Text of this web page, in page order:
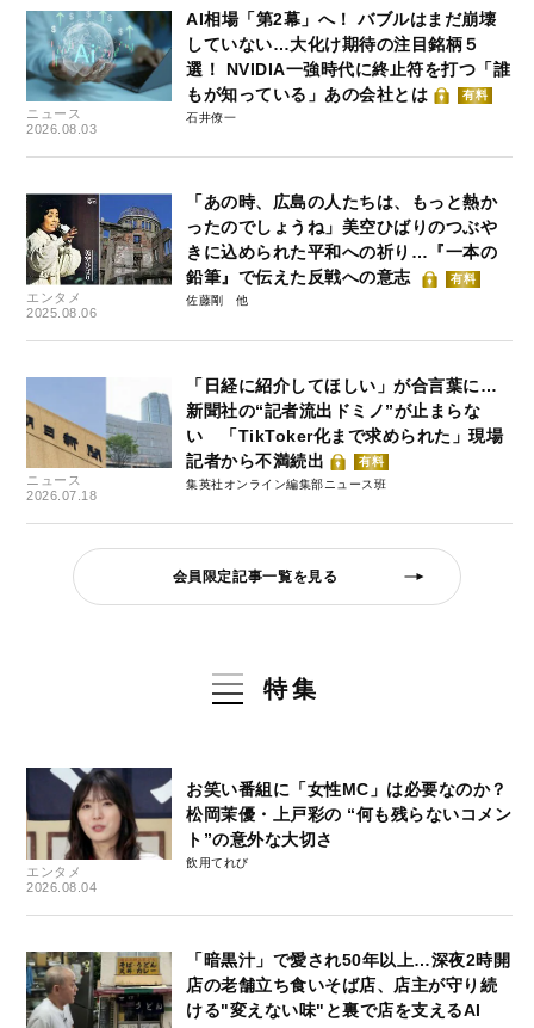
ニュース
2026.08.03
AI相場「第2幕」へ！ バブルはまだ崩壊
していない…大化け期待の注目銘柄５
選！ NVIDIA一強時代に終止符を打つ「誰
もが知っている」あの会社とは
有料
石井僚一
エンタメ
2025.08.06
「あの時、広島の人たちは、もっと熱か
ったのでしょうね」美空ひばりのつぶや
きに込められた平和への祈り…『一本の
鉛筆』で伝えた反戦への意志
有料
佐藤剛
ニュース
2026.07.18
「日経に紹介してほしい」が合言葉に…
新聞社の“記者流出ドミノ”が止まらな
い 「TikToker化まで求められた」現場
記者から不満続出
有料
集英社オンライン編集部ニュース班
会員限定記事一覧を見る
特集
エンタメ
2026.08.04
お笑い番組に「女性MC」は必要なのか？
松岡茉優・上戸彩の “何も残らないコメン
ト”の意外な大切さ
飲用てれび
「暗黒汁」で愛され50年以上…深夜2時開
店の老舗立ち食いそば店、店主が守り続
ける"変えない味"と裏で店を支えるAI